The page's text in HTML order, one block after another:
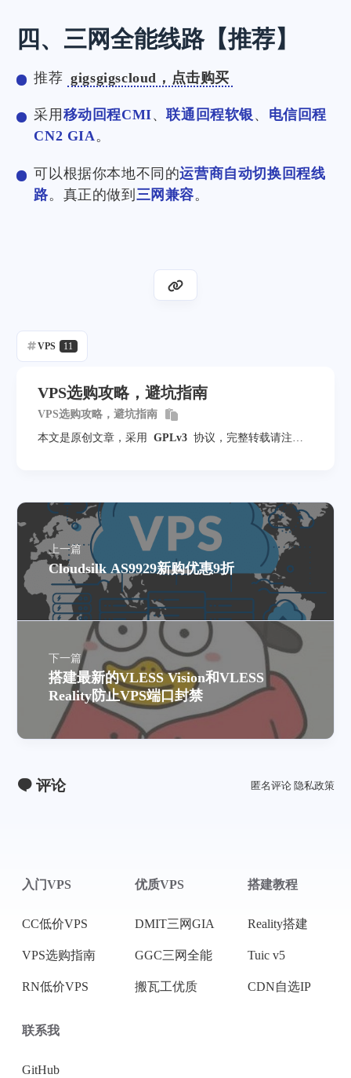
四、三网全能线路【推荐】
推荐 gigsgigscloud，点击购买
采用 移动回程CMI、联通回程软银 、 电信回程
CN2 GIA。
可以根据你本地不同的运营商自动切换回程线
路。真正的做到 三网兼容。
VPS 11
VPS选购攻略，避坑指南
VPS选购攻略，避坑指南
本文是原创文章，采用
GPLv3 协议，完整转载请注明
上一篇
Cloudsilk AS9929新购优惠9折
下一篇
搭建最新的VLESS Vision和VLESS
Reality防止VPS端口封禁
评论 匿名评论 隐私政策
入门VPS
CC低价VPS
VPS选购指南
RN低价VPS
优质VPS
DMIT三网GIA
GGC三网全能
搬瓦工优质
搭建教程
Reality搭建
Tuic v5
CDN自选IP
联系我
GitHub